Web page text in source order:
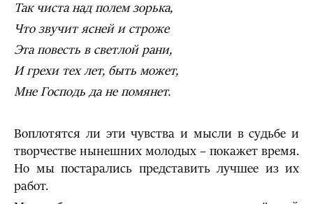
Так чиста над полем зорька,
Что звучит ясней и строже
Эта повесть в светлой рани,
И грехи тех лет, быть может,
Мне Господь да не помянет.
Воплотятся ли эти чувства и мысли в судьбе и
творчестве нынешних молодых – покажет время.
Но мы постарались представить лучшее из их
работ.